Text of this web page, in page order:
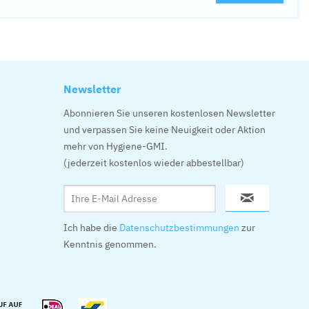
Newsletter
Abonnieren Sie unseren kostenlosen Newsletter
und verpassen Sie keine Neuigkeit oder Aktion
mehr von Hygiene-GMI.
(jederzeit kostenlos wieder abbestellbar)
Ich habe die Datenschutzbestimmungen zur
Kenntnis genommen.